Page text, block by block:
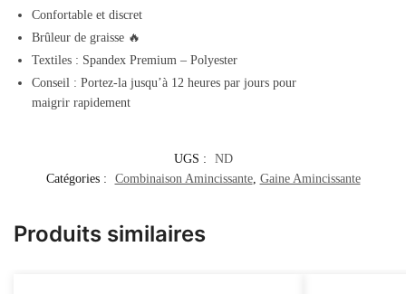
Confortable et discret
Brûleur de graisse 🔥
Textiles : Spandex Premium – Polyester
Conseil : Portez-la jusqu’à 12 heures par jours pour
maigrir rapidement
UGS :
ND
Catégories :
Combinaison Amincissante, Gaine Amincissante
Produits similaires